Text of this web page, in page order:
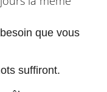
que vous
suffiront.